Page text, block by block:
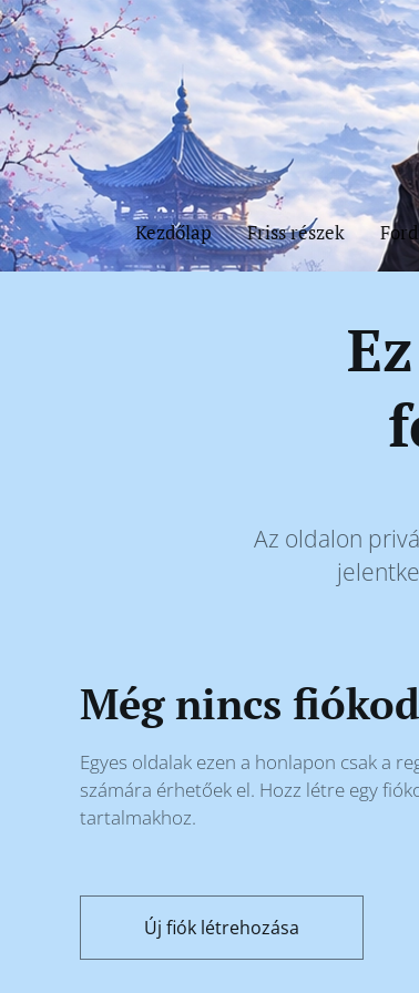
Kezdőlap Friss részek
Az oldalon
Még nincs
Egyes oldalak ezen a honlapon csak a
számára érhetőek el. Hozz létre egy
tartalmakhoz.
Új fiók létrehozása